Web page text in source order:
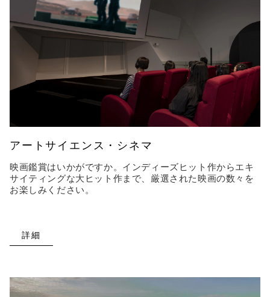
アートサイエンス・シネマ
映画鑑賞はいかがですか。インディーズヒット作からエキ
サイティングな大ヒット作まで、厳選された映画の数々を
お楽しみください。
詳細